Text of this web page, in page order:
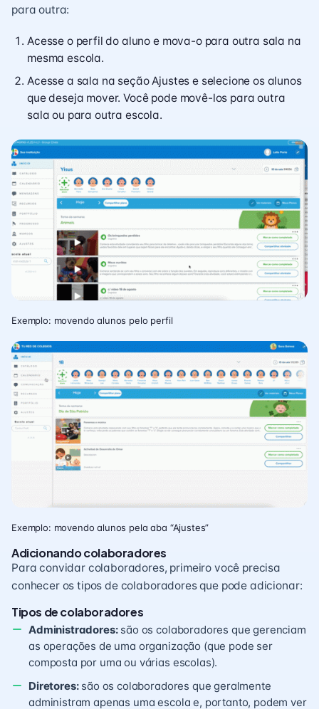
para outra:
Acesse o perfil do aluno e mova-o para outra sala na
mesma escola.
Acesse a sala na seção Ajustes e selecione os alunos
que deseja mover. Você pode movê-los para outra
sala ou para outra escola.
Exemplo: movendo alunos pelo perfil
Exemplo: movendo alunos pela aba “Ajustes”
Adicionando colaboradores
Para convidar colaboradores, primeiro você precisa
conhecer os tipos de colaboradores que pode adicionar:
Tipos de colaboradores
Administradores:são os colaboradores que gerenciam
as operações de uma organização (que pode ser
composta por uma ou várias escolas).
Diretores:são os colaboradores que geralmente
administram apenas uma escola e, portanto, podem ver